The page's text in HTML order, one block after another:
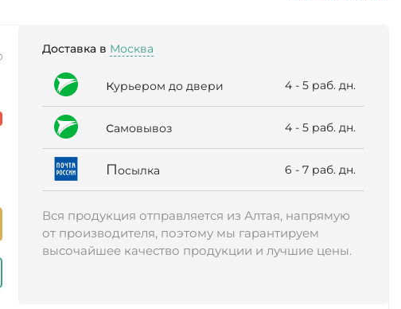
Доставка в Москва
курьером до двери 4 - 5 раб. дн.
самовывоз 4 - 5 раб. дн.
Посылка 6 - 7 раб. дн.
Вся продукция отправляется из Алтая, напрямую
от производителя, поэтому мы гарантируем
высочайшее качество продукции и лучшие цены.